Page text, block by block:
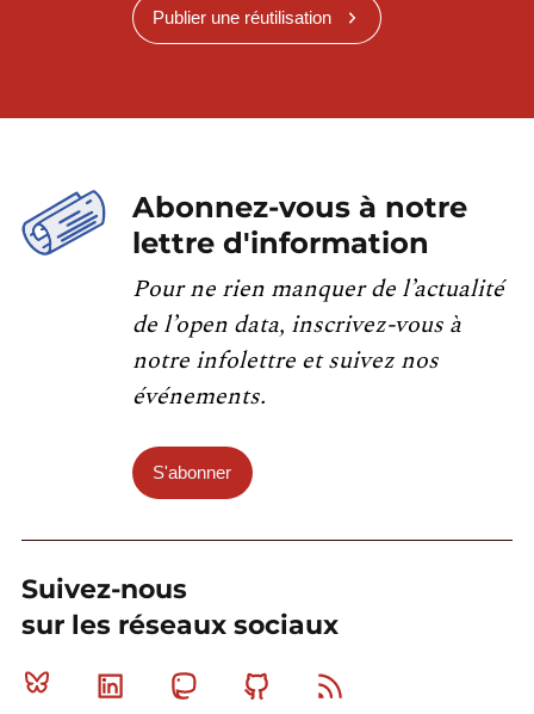
Publier une réutilisation
Abonnez-vous à notre
lettre d'information
Pour ne rien manquer de l’actualité
de l’open data, inscrivez-vous à
notre infolettre et suivez nos
événements.
S'abonner
Suivez-nous
sur les réseaux sociaux
Bluesky Linkedin MastodonGithub